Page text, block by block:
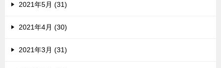
2021年5月 (31)
2021年4月 (30)
2021年3月 (31)